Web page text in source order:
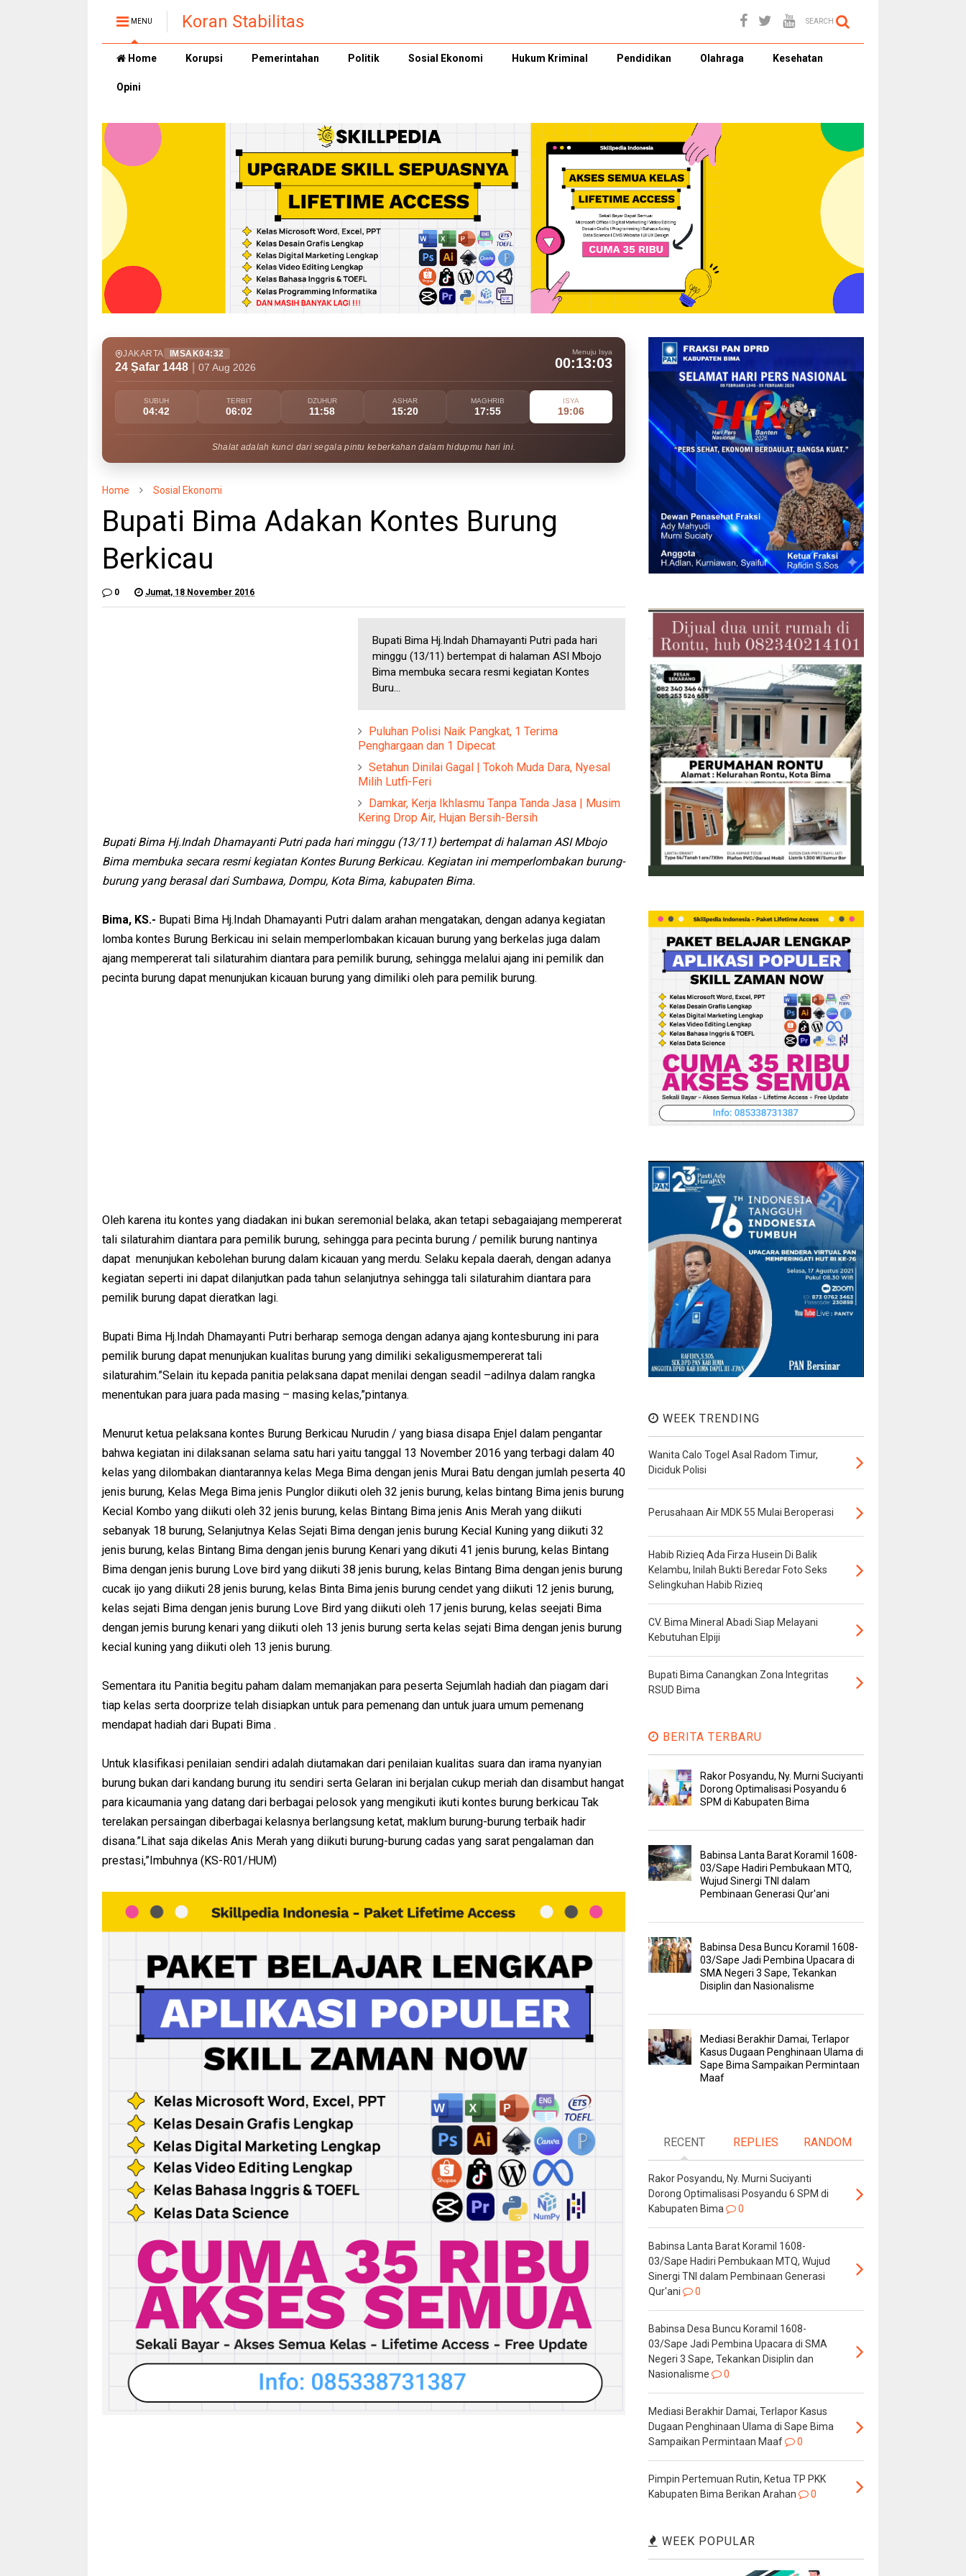
MENU Koran Stabilitas SEARCH
Home Korupsi Pemerintahan Politik Sosial Ekonomi Hukum Kriminal Pendidikan Olahraga Kesehatan
Opini
JAKARTA IMSAK04:32
24 Ṣafar 1448 07 Aug 2026
Menuju Isya
00:13:02
SUBUH
04:42
TERBIT
06:02
DZUHUR
11:58
ASHAR
15:20
MAGHRIB
17:55
ISYA
19:06
Shalat adalah kunci dari segala pintu keberkahan dalam hidupmu hari ini.
Home Sosial Ekonomi
Bupati Bima Adakan Kontes Burung
Berkicau
0 Jumat, 18 November 2016
Bupati Bima Hj.Indah Dhamayanti Putri pada hari
minggu (13/11) bertempat di halaman ASI Mbojo
Bima membuka secara resmi kegiatan Kontes
Buru...
Puluhan Polisi Naik Pangkat, 1 Terima
Penghargaan dan 1 Dipecat
Setahun Dinilai Gagal | Tokoh Muda Dara, Nyesal
Milih Lutfi-Feri
Damkar, Kerja Ikhlasmu Tanpa Tanda Jasa | Musim
Kering Drop Air, Hujan Bersih-Bersih
Bupati Bima Hj.Indah Dhamayanti Putri pada hari minggu (13/11) bertempat di halaman ASI Mbojo
Bima membuka secara resmi kegiatan Kontes Burung Berkicau. Kegiatan ini memperlombakan burung-
burung yang berasal dari Sumbawa, Dompu, Kota Bima, kabupaten Bima.
Bima, KS.- Bupati Bima Hj.Indah Dhamayanti Putri dalam arahan mengatakan, dengan adanya kegiatan
lomba kontes Burung Berkicau ini selain memperlombakan kicauan burung yang berkelas juga dalam
ajang mempererat tali silaturahim diantara para pemilik burung, sehingga melalui ajang ini pemilik dan
pecinta burung dapat menunjukan kicauan burung yang dimiliki oleh para pemilik burung.
Oleh karena itu kontes yang diadakan ini bukan seremonial belaka, akan tetapi sebagaiajang mempererat
tali silaturahim diantara para pemilik burung, sehingga para pecinta burung / pemilik burung nantinya
dapat menunjukan kebolehan burung dalam kicauan yang merdu. Selaku kepala daerah, dengan adanya
kegiatan seperti ini dapat dilanjutkan pada tahun selanjutnya sehingga tali silaturahim diantara para
pemilik burung dapat dieratkan lagi.
Bupati Bima Hj.Indah Dhamayanti Putri berharap semoga dengan adanya ajang kontesburung ini para
pemilik burung dapat menunjukan kualitas burung yang dimiliki sekaligusmempererat tali
silaturahim.”Selain itu kepada panitia pelaksana dapat menilai dengan seadil –adilnya dalam rangka
menentukan para juara pada masing – masing kelas,”pintanya.
Menurut ketua pelaksana kontes Burung Berkicau Nurudin / yang biasa disapa Enjel dalam pengantar
bahwa kegiatan ini dilaksanan selama satu hari yaitu tanggal 13 November 2016 yang terbagi dalam 40
kelas yang dilombakan diantarannya kelas Mega Bima dengan jenis Murai Batu dengan jumlah peserta 40
jenis burung, Kelas Mega Bima jenis Punglor diikuti oleh 32 jenis burung, kelas bintang Bima jenis burung
Kecial Kombo yang diikuti oleh 32 jenis burung, kelas Bintang Bima jenis Anis Merah yang diikuti
sebanyak 18 burung, Selanjutnya Kelas Sejati Bima dengan jenis burung Kecial Kuning yang diikuti 32
jenis burung, kelas Bintang Bima dengan jenis burung Kenari yang dikuti 41 jenis burung, kelas Bintang
Bima dengan jenis burung Love bird yang diikuti 38 jenis burung, kelas Bintang Bima dengan jenis burung
cucak ijo yang diikuti 28 jenis burung, kelas Binta Bima jenis burung cendet yang diikuti 12 jenis burung,
kelas sejati Bima dengan jenis burung Love Bird yang diikuti oleh 17 jenis burung, kelas seejati Bima
dengan jemis burung kenari yang diikuti oleh 13 jenis burung serta kelas sejati Bima dengan jenis burung
kecial kuning yang diikuti oleh 13 jenis burung.
Sementara itu Panitia begitu paham dalam memanjakan para peserta Sejumlah hadiah dan piagam dari
tiap kelas serta doorprize telah disiapkan untuk para pemenang dan untuk juara umum pemenang
mendapat hadiah dari Bupati Bima .
Untuk klasifikasi penilaian sendiri adalah diutamakan dari penilaian kualitas suara dan irama nyanyian
burung bukan dari kandang burung itu sendiri serta Gelaran ini berjalan cukup meriah dan disambut hangat
para kicaumania yang datang dari berbagai pelosok yang mengikuti ikuti kontes burung berkicau Tak
terelakan persaingan diberbagai kelasnya berlangsung ketat, maklum burung-burung terbaik hadir
disana.”Lihat saja dikelas Anis Merah yang diikuti burung-burung cadas yang sarat pengalaman dan
prestasi,”Imbuhnya (KS-R01/HUM)
WEEK TRENDING
Wanita Calo Togel Asal Radom Timur,
Diciduk Polisi
Perusahaan Air MDK 55 Mulai Beroperasi
Habib Rizieq Ada Firza Husein Di Balik
Kelambu, Inilah Bukti Beredar Foto Seks
Selingkuhan Habib Rizieq
CV. Bima Mineral Abadi Siap Melayani
Kebutuhan Elpiji
Bupati Bima Canangkan Zona Integritas
RSUD Bima
BERITA TERBARU
Rakor Posyandu, Ny. Murni Suciyanti
Dorong Optimalisasi Posyandu 6
SPM di Kabupaten Bima
Babinsa Lanta Barat Koramil 1608-
03/Sape Hadiri Pembukaan MTQ,
Wujud Sinergi TNI dalam
Pembinaan Generasi Qur'ani
Babinsa Desa Buncu Koramil 1608-
03/Sape Jadi Pembina Upacara di
SMA Negeri 3 Sape, Tekankan
Disiplin dan Nasionalisme
Mediasi Berakhir Damai, Terlapor
Kasus Dugaan Penghinaan Ulama di
Sape Bima Sampaikan Permintaan
Maaf
RECENT REPLIES RANDOM
Rakor Posyandu, Ny. Murni Suciyanti
Dorong Optimalisasi Posyandu 6 SPM di
Kabupaten Bima
0
Babinsa Lanta Barat Koramil 1608-
03/Sape Hadiri Pembukaan MTQ, Wujud
Sinergi TNI dalam Pembinaan Generasi
Qur'ani
0
Babinsa Desa Buncu Koramil 1608-
03/Sape Jadi Pembina Upacara di SMA
Negeri 3 Sape, Tekankan Disiplin dan
Nasionalisme
0
Mediasi Berakhir Damai, Terlapor Kasus
Dugaan Penghinaan Ulama di Sape Bima
Sampaikan Permintaan Maaf
0
Pimpin Pertemuan Rutin, Ketua TP PKK
Kabupaten Bima Berikan Arahan
0
WEEK POPULAR